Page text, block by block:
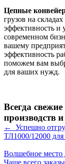
Цепные
грузов на
эффективность и
современном
вашему
эффективность
поможем вам
для ваших нужд.
Всегда
производств
← Успешно
ТЛ1000/12000
Волшебное
Чаще всего